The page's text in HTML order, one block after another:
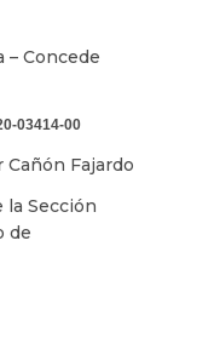
Concede
03414-00
Fajardo
Sección
de